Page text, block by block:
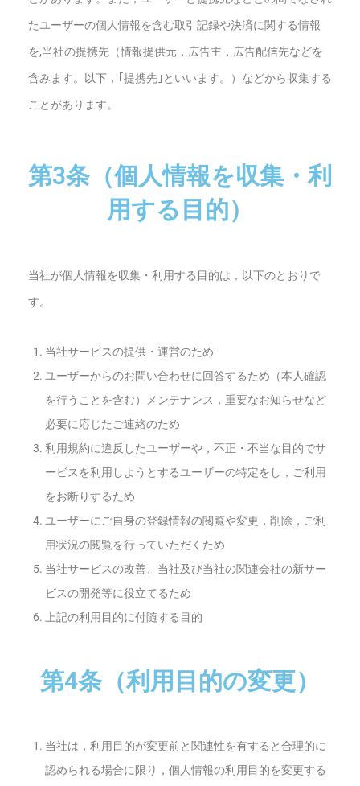
たユーザーの個人情報を含む取引記録や決済に関する情報
を,当社の提携先（情報提供元，広告主，広告配信先などを
含みます。以下，｢提携先｣といいます。）などから収集する
ことがあります。
第3条（個人情報を収集・利
用する目的）
当社が個人情報を収集・利用する目的は，以下のとおりで
す。
当社サービスの提供・運営のため
ユーザーからのお問い合わせに回答するため（本人確認
を行うことを含む）
メンテナンス，重要なお知らせなど
必要に応じたご連絡のため
利用規約に違反したユーザーや，不正・不当な目的でサ
ービスを利用しようとするユーザーの特定をし，ご利用
をお断りするため
ユーザーにご自身の登録情報の閲覧や変更，削除，ご利
用状況の閲覧を行っていただくため
当社サービスの改善、当社及び当社の関連会社の新サー
ビスの開発等に役立てるため
上記の利用目的に付随する目的
第4条（利用目的の変更）
当社は，利用目的が変更前と関連性を有すると合理的に
認められる場合に限り，個人情報の利用目的を変更する